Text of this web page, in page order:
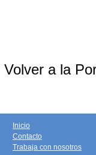
Volver a la
Inicio
Contacto
Trabaja con nosotros